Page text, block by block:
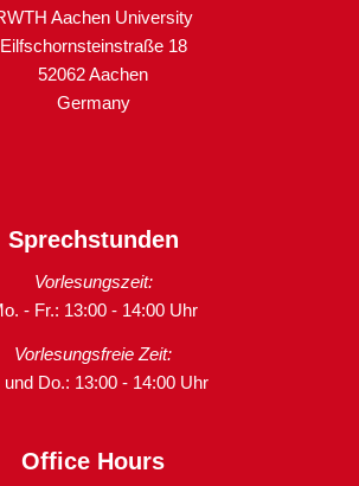
Aachen University
Eilfschornsteinstraße 18
52062 Aachen
Germany
Sprechstunden
Vorlesungszeit:
- Fr.: 13:00 - 14:00 Uhr
Vorlesungsfreie Zeit:
und Do.: 13:00 - 14:00 Uhr
Office Hours